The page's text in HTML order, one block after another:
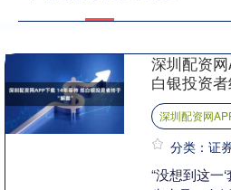
深圳配资
白银投资者
深圳配资网
分类：证
“没想到这一